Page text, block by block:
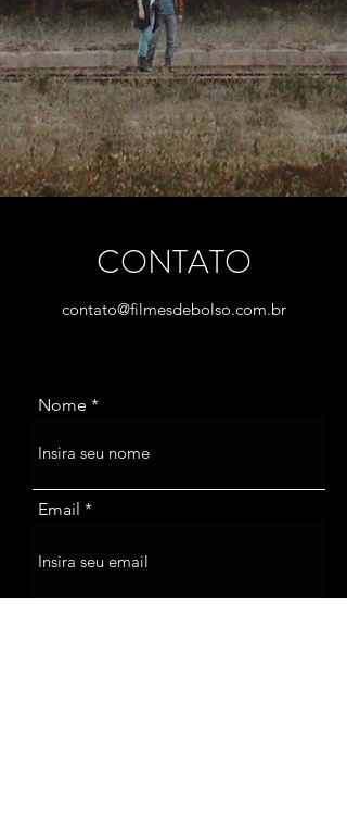
CONTATO
contato@filmesdebolso.com.br
Nome
Email